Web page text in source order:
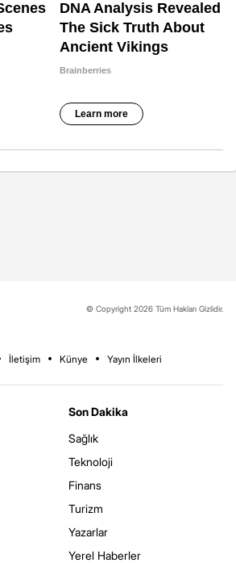
© Copyright 2026 Tüm Hakları Gizlidir.
İletişim Künye Yayın İlkeleri
Son Dakika
Sağlık
Teknoloji
Finans
Turizm
Yazarlar
Yerel Haberler